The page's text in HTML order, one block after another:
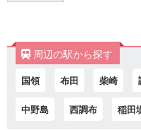
周辺の駅から探す
国領 布田 柴崎
中野島 西調布 稲田